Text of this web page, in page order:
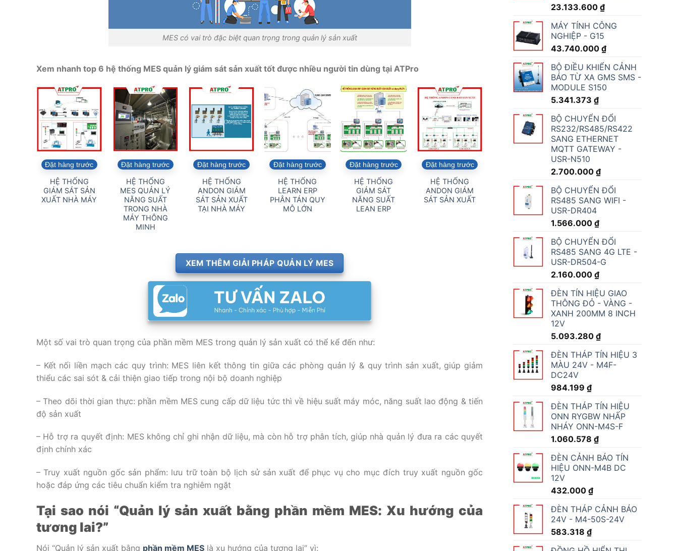
MES có vai trò đặc biệt quan trọng trong quản lý sản xuất
Xem nhanh top 6 hệ thống MES quản lý giám sát sản xuất tốt được nhiều người tin dùng tại ATPro
Đặt hàng trước
HỆ THỐNG
GIÁM SÁT SẢN
XUẤT NHÀ MÁY
Đặt hàng trước
HỆ THỐNG
MES QUẢN LÝ
NĂNG SUẤT
TRONG NHÀ
MÁY THÔNG
MINH
Đặt hàng trước
HỆ THỐNG
ANDON GIÁM
SÁT SẢN XUẤT
TẠI NHÀ MÁY
Đặt hàng trước
HỆ THỐNG
LEARN ERP
PHÂN TÁN QUY
MÔ LỚN
Đặt hàng trước
HỆ THỐNG
GIÁM SÁT
NĂNG SUẤT
LEAN ERP
Đặt hàng trước
HỆ THỐNG
ANDON GIÁM
SÁT SẢN XUẤT
XEM THÊM GIẢI PHÁP QUẢN LÝ MES
Một số vai trò quan trọng của phần mềm MES trong quản lý sản xuất có thể kể đến như:
– Kết nối liền mạch các quy trình: MES liên kết thông tin giữa các phòng quản lý & quy trình sản xuất, giúp giảm
thiểu các sai sót & cải thiện giao tiếp trong nội bộ doanh nghiệp
– Theo dõi thời gian thực: phần mềm MES cung cấp dữ liệu tức thì về hiệu suất máy móc, năng suất lao động & tiến
độ sản xuất
– Hỗ trợ ra quyết định: MES không chỉ ghi nhận dữ liệu, mà còn hỗ trợ phân tích, giúp nhà quản lý đưa ra các quyết
định chính xác
– Truy xuất nguồn gốc sản phẩm: lưu trữ toàn bộ lịch sử sản xuất để phục vụ cho mục đích truy xuất nguồn gốc
hoặc đáp ứng các tiêu chuẩn kiểm tra nghiêm ngặt
Tại sao nói “Quản lý sản xuất bằng phần mềm MES: Xu hướng của
tương lai?”
Nói “Quản lý sản xuất bằng phần mềm MES là xu hướng của tương lai” vì:
23.133.600 ₫
MÁY TÍNH CÔNG
NGHIỆP - G15
43.740.000 ₫
BỘ ĐIỀU KHIỂN CẢNH
BÁO TỪ XA GMS SMS -
MODULE S150
5.341.373 ₫
BỘ CHUYỂN ĐỔI
RS232/RS485/RS422
SANG ETHERNET
MQTT GATEWAY -
USR-N510
2.700.000 ₫
BỘ CHUYỂN ĐỔI
RS485 SANG WIFI -
USR-DR404
1.566.000 ₫
BỘ CHUYỂN ĐỔI
RS485 SANG 4G LTE -
USR-DR504-G
2.160.000 ₫
ĐÈN TÍN HIỆU GIAO
THÔNG ĐỎ - VÀNG -
XANH 200MM 8 INCH
12V
5.093.280 ₫
ĐÈN THÁP TÍN HIỆU 3
MÀU 24V - M4F-
DC24V
984.199 ₫
ĐÈN THÁP TÍN HIỆU
ONN RYGBW NHẤP
NHÁY ONN-M4S-F
1.060.578 ₫
ĐÈN CẢNH BÁO TÍN
HIỆU ONN-M4B DC
12V
432.000 ₫
ĐÈN THÁP CẢNH BÁO
24V - M4-50S-24V
583.318 ₫